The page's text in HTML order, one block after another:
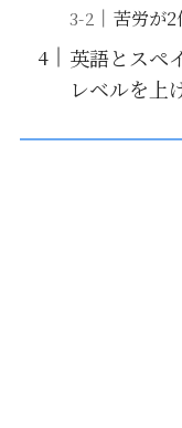
苦労が2
英語とスペ
レベルを上